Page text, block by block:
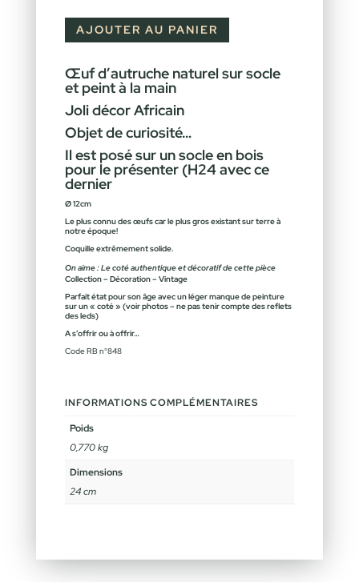
AJOUTER AU PANIER
Œuf d’autruche naturel sur socle
et peint à la main
Joli décor Africain
Objet de curiosité…
Il est posé sur un socle en bois
pour le présenter (H24 avec ce
dernier
Ø 12cm
Le plus connu des œufs car le plus gros existant sur terre à
notre époque!
Coquille extrêmement solide.
On aime : Le coté authentique et décoratif de cette pièce
Collection – Décoration – Vintage
Parfait état pour son âge avec un léger manque de peinture
sur un « coté » (voir photos – ne pas tenir compte des reflets
des leds)
A s’offrir ou à offrir…
Code RB n°848
INFORMATIONS COMPLÉMENTAIRES
Poids
0,770 kg
Dimensions
24 cm